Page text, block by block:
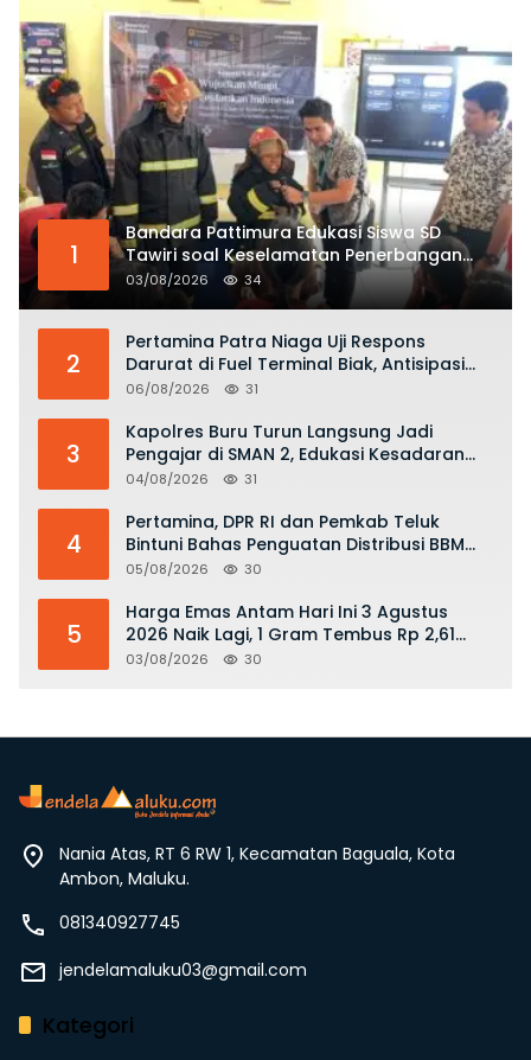
1
Bandara Pattimura Edukasi Siswa SD
Tawiri soal Keselamatan Penerbangan
dan Bahaya Bermain Layang-layang di
KKOP
03/08/2026 34
2
Pertamina Patra Niaga Uji Respons
Darurat di Fuel Terminal Biak, Antisipasi
Risiko Kebakaran dan Tumpahan BBM
06/08/2026 31
3
Kapolres Buru Turun Langsung Jadi
Pengajar di SMAN 2, Edukasi Kesadaran
Hukum dan Stop Kekerasan
04/08/2026 31
4
Pertamina, DPR RI dan Pemkab Teluk
Bintuni Bahas Penguatan Distribusi BBM
dan LPG
05/08/2026 30
5
Harga Emas Antam Hari Ini 3 Agustus
2026 Naik Lagi, 1 Gram Tembus Rp 2,61
Juta
03/08/2026 30
Nania Atas, RT 6 RW 1, Kecamatan Baguala, Kota
Ambon, Maluku.
081340927745
jendelamaluku03@gmail.com
Kategori